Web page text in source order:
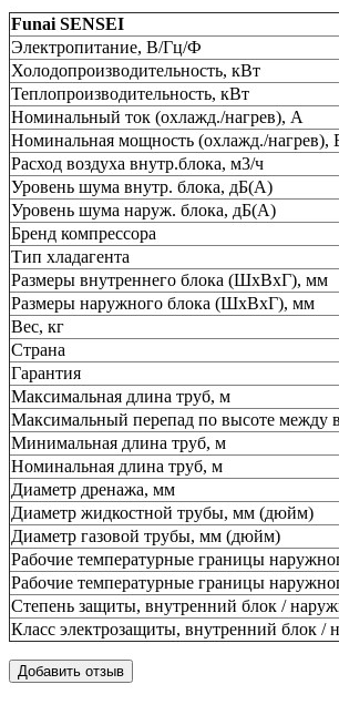
Funai SENSEI
Электропитание, В/Гц/Ф
Холодопроизводительность, кВт
Теплопроизводительность, кВт
Номинальный ток (охлажд./нагрев), А
Номинальная мощность (охлажд./нагрев),
Расход воздуха внутр.блока, м3/ч
Уровень шума внутр. блока, дБ(А)
Уровень шума наруж. блока, дБ(А)
Бренд компрессора
Тип хладагента
Размеры внутреннего блока (ШхВхГ), мм
Размеры наружного блока (ШхВхГ), мм
Вес, кг
Страна
Гарантия
Максимальная длина труб, м
Максимальный перепад по высоте
Минимальная длина труб, м
Номинальная длина труб, м
Диаметр дренажа, мм
Диаметр жидкостной трубы, мм (дюйм)
Диаметр газовой трубы, мм (дюйм)
Рабочие температурные границы
Рабочие температурные границы
Степень защиты, внутренний блок /
Класс электрозащиты, внутренний блок /
Добавить отзыв